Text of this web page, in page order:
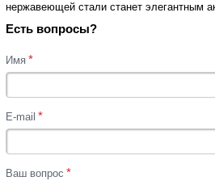
нержавеющей стали станет элегантным
Есть вопросы?
Имя *
E-mail *
Ваш вопрос *